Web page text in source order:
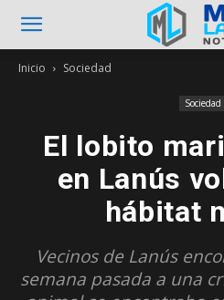
Inicio Sociedad
Sociedad
El lobito
en Lanús
hábitat
Vecinos de Lanús
semana pasada a una